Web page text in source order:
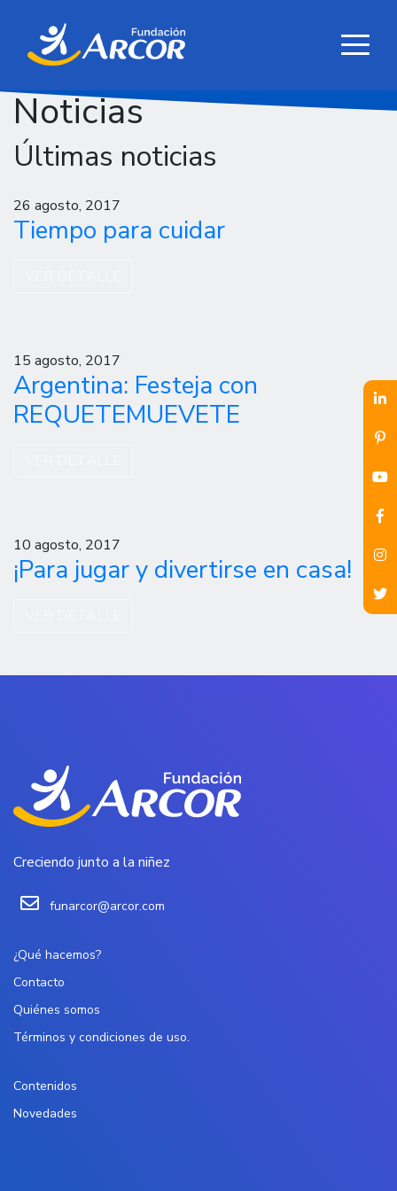
Noticias
Últimas noticias
26 agosto, 2017
Tiempo para cuidar
15 agosto, 2017
Argentina: Festeja con
REQUETEMUEVETE
10 agosto, 2017
¡Para jugar y divertirse en casa!
Creciendo junto a la niñez
funarcor@arcor.com
¿Qué hacemos?
Contacto
Quiénes somos
Términos y condiciones de uso.
Contenidos
Novedades